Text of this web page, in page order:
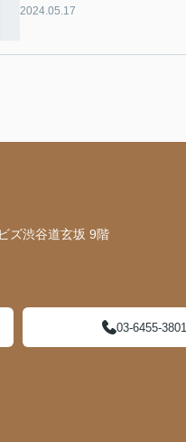
2024.05.17
ズ渋谷道玄坂 9階
03-6455-3801